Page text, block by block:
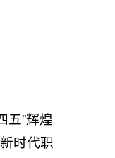
五”辉煌
时代职